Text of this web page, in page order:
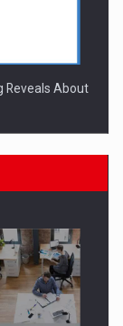
Reveals About